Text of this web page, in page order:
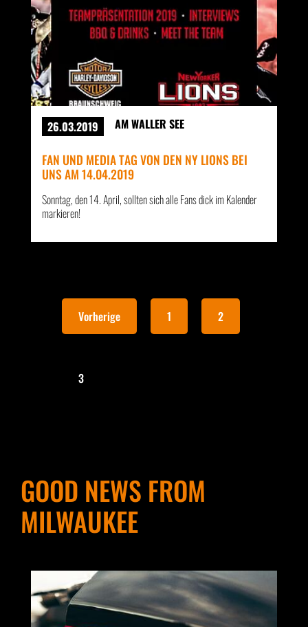
26.03.2019 AM WALLER SEE
FAN UND MEDIA TAG VON DEN NY LIONS BEI
UNS AM 14.04.2019
Sonntag, den 14. April, sollten sich alle Fans dick im Kalender
markieren!
Vorherige 1 2
3
GOOD NEWS FROM
MILWAUKEE